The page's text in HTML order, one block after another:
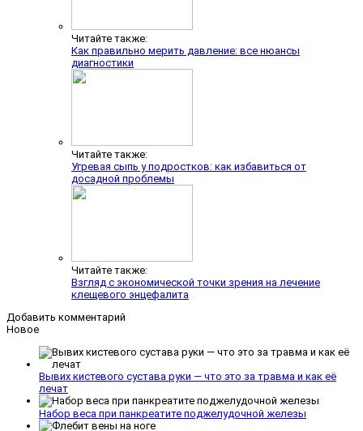
Читайте также:
Как правильно мерить давление: все нюансы
диагностики
Читайте также:
Угревая сыпь у подростков: как избавиться от
досадной проблемы
Читайте также:
Взгляд с экономической точки зрения на лечение
клещевого энцефалита
Добавить комментарий
Новое
Вывих кистевого сустава руки — что это за травма и как её
лечат
Набор веса при панкреатите поджелудочной железы